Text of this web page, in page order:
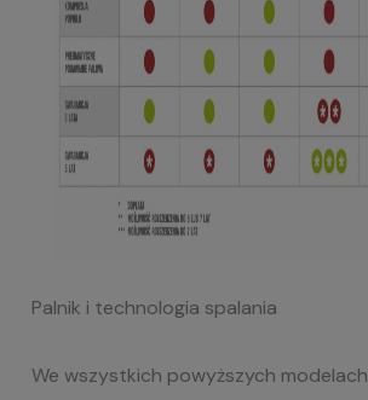
Palnik i technologia spalania
We wszystkich powyższych modelach